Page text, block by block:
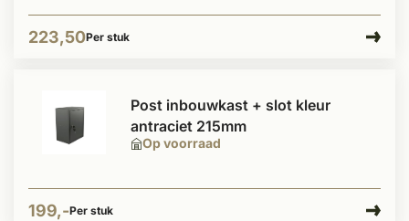
223,50Per stuk
Op voorraad
Post inbouwkast + slot kleur
antraciet 215mm
199,-Per stuk